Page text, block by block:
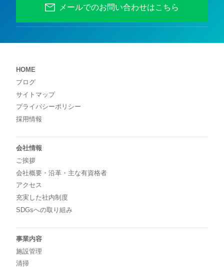
メールでのお問い合わせはこちら
HOME
ブログ
サイトマップ
プライバシーポリシー
採用情報
会社情報
ご挨拶
会社概要・沿革・主な有資格者
アクセス
充実した社内制度
SDGsへの取り組み
事業内容
施設管理
清掃